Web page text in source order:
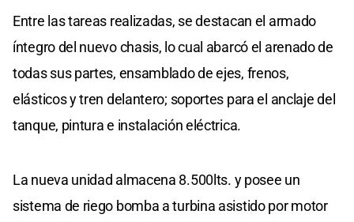
Entre las tareas realizadas, se destacan el armado
íntegro del nuevo chasis, lo cual abarcó el arenado de
todas sus partes, ensamblado de ejes, frenos,
elásticos y tren delantero; soportes para el anclaje del
tanque, pintura e instalación eléctrica.
La nueva unidad almacena 8.500lts. y posee un
sistema de riego bomba a turbina asistido por motor